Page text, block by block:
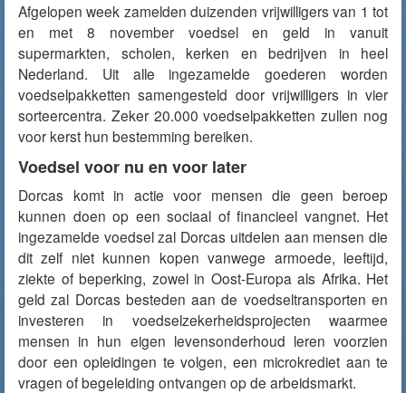
Afgelopen week zamelden duizenden vrijwilligers van 1 tot
en met 8 november voedsel en geld in vanuit
supermarkten, scholen, kerken en bedrijven in heel
Nederland. Uit alle ingezamelde goederen worden
voedselpakketten samengesteld door vrijwilligers in vier
sorteercentra. Zeker 20.000 voedselpakketten zullen nog
voor kerst hun bestemming bereiken.
Voedsel voor nu en voor later
Dorcas komt in actie voor mensen die geen beroep
kunnen doen op een sociaal of financieel vangnet. Het
ingezamelde voedsel zal Dorcas uitdelen aan mensen die
dit zelf niet kunnen kopen vanwege armoede, leeftijd,
ziekte of beperking, zowel in Oost-Europa als Afrika. Het
geld zal Dorcas besteden aan de voedseltransporten en
investeren in voedselzekerheidsprojecten waarmee
mensen in hun eigen levensonderhoud leren voorzien
door een opleidingen te volgen, een microkrediet aan te
vragen of begeleiding ontvangen op de arbeidsmarkt.